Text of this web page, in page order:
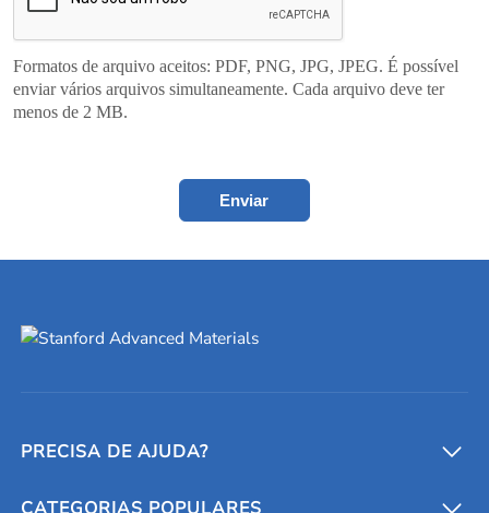
Formatos de arquivo aceitos: PDF, PNG, JPG, JPEG. É possível
enviar vários arquivos simultaneamente. Cada arquivo deve ter
menos de 2 MB.
Enviar
PRECISA DE AJUDA?